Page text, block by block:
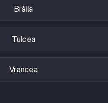
Brăila
Tulcea
Vrancea